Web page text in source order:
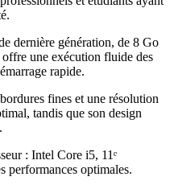
.
dernière génération, de 8 Go
une exécution fluide des
rapide.
fines et une résolution
tandis que son design
.
: Intel Core i5, 11ᵉ
performances optimales.